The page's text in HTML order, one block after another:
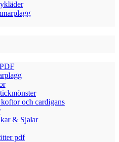
och cardigans
& Sjalar
pdf